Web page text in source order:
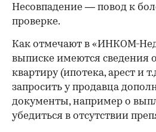
Несовпадение — повод к
проверке.
Как отмечают в «ИНКОМ-
выписке имеются сведения
квартиру (ипотека, арест и
запросить у продавца
документы, например о
убедиться в отсутствии